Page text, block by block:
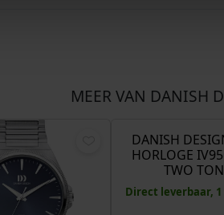
MEER VAN DANISH
DANISH
HORLOGE
TWO
Direct leverbaar,